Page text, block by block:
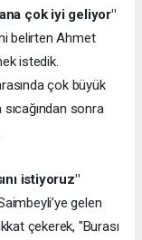
çok iyi geliyor"
belirten Ahmet
istedik.
çok büyük
sonra
istiyoruz"
gelen
çekerek, "Burası